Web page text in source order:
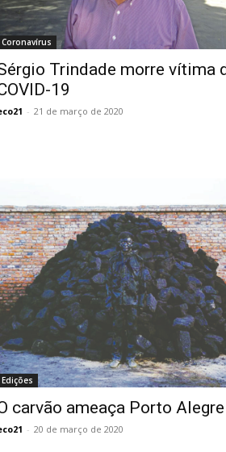
Coronavírus
Trindade morre vítima
19
- 21 de março de 2020
Edições
carvão ameaça Porto Alegre
- 20 de março de 2020